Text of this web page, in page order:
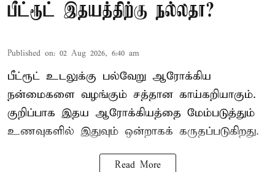
பீட்ரூட் இதயத்திற்கு நல்லதா?
Published on: 02 Aug 2026, 6:40 am
பீட்ரூட் உடலுக்கு பல்வேறு ஆரோக்கிய
நன்மைகளை வழங்கும் சத்தான காய்கறியாகும்.
குறிப்பாக இதய ஆரோக்கியத்தை மேம்படுத்தும்
உணவுகளில் இதுவும் ஒன்றாகக் கருதப்படுகிறது.
Read More